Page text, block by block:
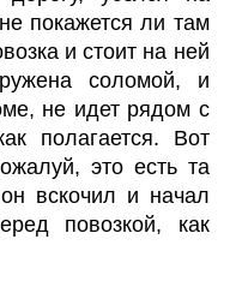
покажется ли там
и стоит на ней
соломой, и
не идет рядом с
полагается. Вот
это есть та
вскочил и начал
повозкой, как